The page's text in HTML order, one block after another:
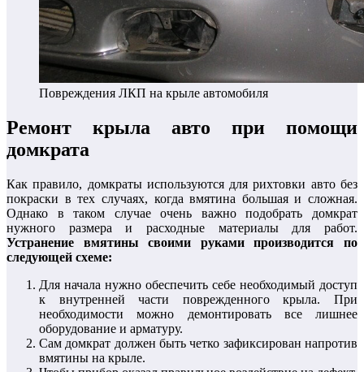
Повреждения ЛКП на крыле автомобиля
Ремонт крыла авто при помощи
домкрата
Как правило, домкраты используются для рихтовки авто без
покраски в тех случаях, когда вмятина большая и сложная.
Однако в таком случае очень важно подобрать домкрат
нужного размера и расходные материалы для работ.
Устранение вмятины своими руками производится по
следующей схеме:
Для начала нужно обеспечить себе необходимый доступ
к внутренней части поврежденного крыла. При
необходимости можно демонтировать все лишнее
оборудование и арматуру.
Сам домкрат должен быть четко зафиксирован напротив
вмятины на крыле.